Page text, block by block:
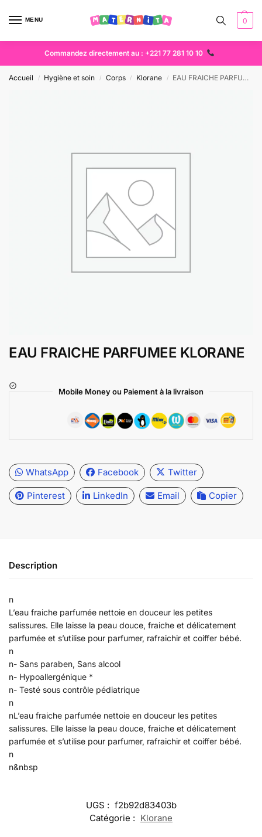
MENU 0
Commandez directement au : +221 77 281 10 10
Accueil / Hygiène et soin / Corps / Klorane / EAU FRAICHE PARFUMEE KLORANE
EAU FRAICHE PARFUMEE KLORANE
Mobile Money ou Paiement à la livraison
WhatsApp Facebook Twitter
Pinterest LinkedIn Email Copier
Description
n
L’eau fraiche parfumée nettoie en douceur les petites
salissures. Elle laisse la peau douce, fraiche et délicatement
parfumée et s’utilise pour parfumer, rafraichir et coiffer bébé.
n
n- Sans paraben, Sans alcool
n- Hypoallergénique *
n- Testé sous contrôle pédiatrique
n
nL’eau fraiche parfumée nettoie en douceur les petites
salissures. Elle laisse la peau douce, fraiche et délicatement
parfumée et s’utilise pour parfumer, rafraichir et coiffer bébé.
n
n&nbsp
UGS : f2b92d83403b
Catégorie : Klorane